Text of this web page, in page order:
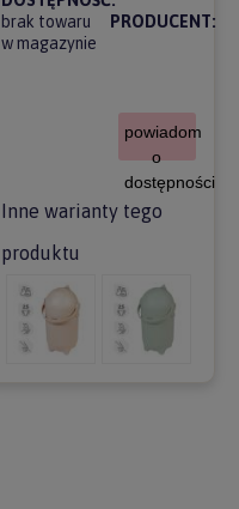
brak towaru
w magazynie
PRODUCENT:
powiadom
o
dostępności
Inne warianty tego
produktu